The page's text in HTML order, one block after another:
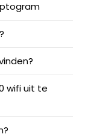
wifi uit te